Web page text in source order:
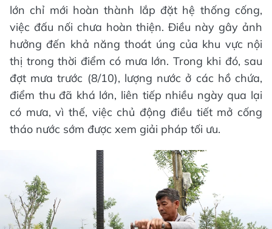
lớn chỉ mới hoàn thành lắp đặt hệ thống cống,
việc đấu nối chưa hoàn thiện. Điều này gây ảnh
hưởng đến khả năng thoát úng của khu vực nội
thị trong thời điểm có mưa lớn. Trong khi đó, sau
đợt mưa trước (8/10), lượng nước ở các hồ chứa,
điểm thu đã khá lớn, liên tiếp nhiều ngày qua lại
có mưa, vì thế, việc chủ động điều tiết mở cống
tháo nước sớm được xem giải pháp tối ưu.